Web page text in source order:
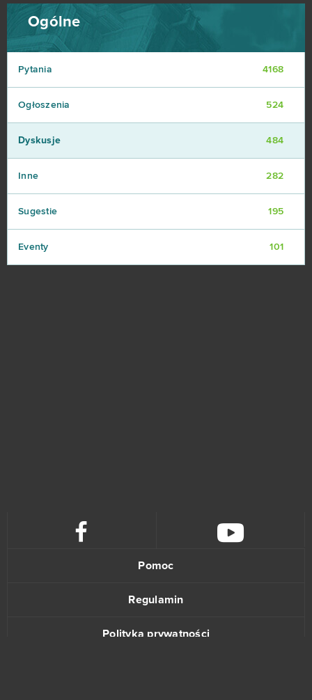
Ogólne
Pytania 4168
Ogłoszenia 524
Dyskusje 484
Inne 282
Sugestie 195
Eventy 101
Pomoc
Regulamin
Polityka prywatności